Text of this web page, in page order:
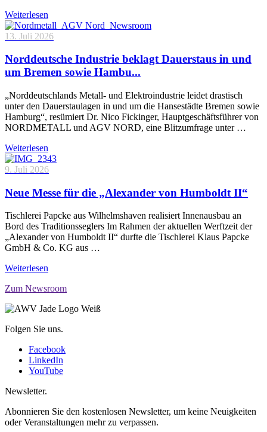
Weiterlesen
13. Juli 2026
Norddeutsche Industrie beklagt Dauerstaus in und
um Bremen sowie Hambu...
„Norddeutschlands Metall- und Elektroindustrie leidet drastisch
unter den Dauerstaulagen in und um die Hansestädte Bremen sowie
Hamburg“, resümiert Dr. Nico Fickinger, Hauptgeschäftsführer von
NORDMETALL und AGV NORD, eine Blitzumfrage unter …
Weiterlesen
9. Juli 2026
Neue Messe für die „Alexander von Humboldt II“
Tischlerei Papcke aus Wilhelmshaven realisiert Innenausbau an
Bord des Traditionsseglers Im Rahmen der aktuellen Werftzeit der
„Alexander von Humboldt II“ durfte die Tischlerei Klaus Papcke
GmbH & Co. KG aus …
Weiterlesen
Zum Newsroom
Folgen Sie uns.
Facebook
LinkedIn
YouTube
Newsletter.
Abonnieren Sie den kostenlosen Newsletter, um keine Neuigkeiten
oder Veranstaltungen mehr zu verpassen.